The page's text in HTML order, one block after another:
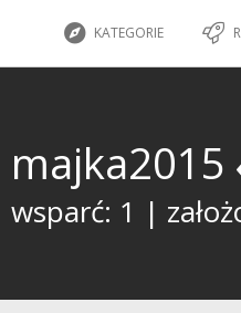
KATEGORIE
majka2015
wsparć: 1 |